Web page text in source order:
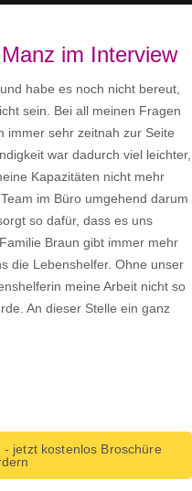
im Interview
habe es noch nicht bereut,
sein. Bei all meinen Fragen
immer sehr zeitnah zur Seite
war dadurch viel leichter,
Kapazitäten nicht mehr
im Büro umgehend darum
so dafür, dass es uns
Braun gibt immer mehr
die Lebenshelfer. Ohne unser
meine Arbeit nicht so
An dieser Stelle ein ganz
jetzt kostenlos Broschüre